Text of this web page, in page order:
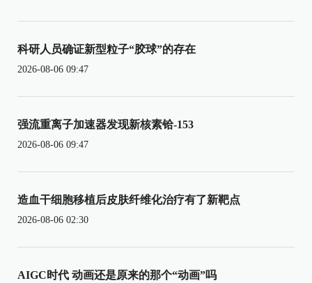
科研人员确证新型粒子“胶球”的存在
2026-08-06 09:47
强流重离子加速器发现新核素铪-153
2026-08-06 09:47
造血干细胞移植后皮肤纤维化治疗有了新靶点
2026-08-06 02:30
AIGC时代 动画还是原来的那个“动画”吗